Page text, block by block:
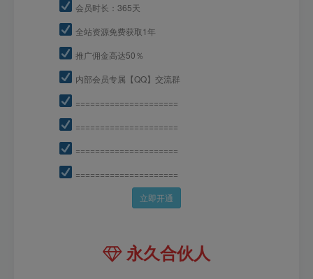
会员时长：365天
全站资源免费获取1年
推广佣金高达50％
内部会员专属【QQ】交流群
=====================
=====================
=====================
=====================
立即开通
永久合伙人